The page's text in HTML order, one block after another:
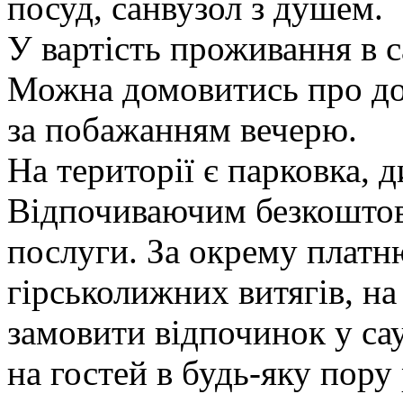
посуд, санвузол з душем.
У вартість проживання в
Можна домовитись про
за побажанням вечерю.
На території є парковка,
Відпочиваючим
послуги. За окрему
гірськолижних витягів,
замовити відпочинок у
на гостей в будь-яку